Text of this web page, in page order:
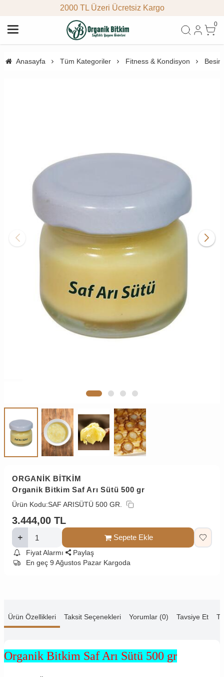
2000 TL Üzeri Ücretsiz Kargo
0
Anasayfa Tüm Kategoriler Fitness & Kondisyon Besin
ORGANİK BİTKİM
Organik Bitkim Saf Arı Sütü 500 gr
Ürün Kodu:SAF ARISÜTÜ 500 GR.
3.444,00 TL
Sepete Ekle
Fiyat Alarmı
Paylaş
En geç 9 Ağustos Pazar Kargoda
Ürün Özellikleri Taksit Seçenekleri Yorumlar (0) Tavsiye Et
Organik Bitkim Saf Arı Sütü 500 gr